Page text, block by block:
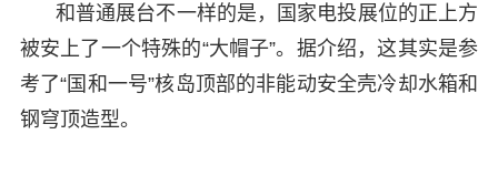
和普通展台不一样的是，国家电投展位的正上方
被安上了一个特殊的“大帽子”。据介绍，这其实是参
考了“国和一号”核岛顶部的非能动安全壳冷却水箱和
钢穹顶造型。